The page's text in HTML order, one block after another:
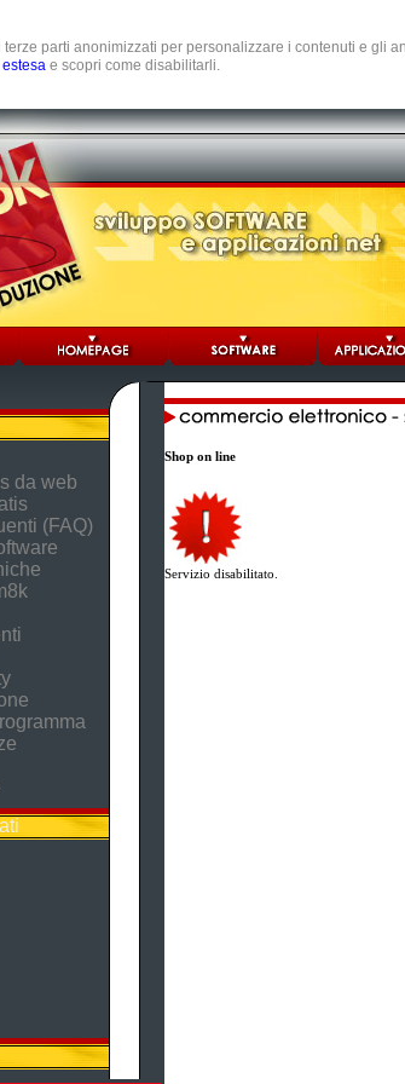
parti anonimizzati per personalizzare i contenuti e gli
e scopri come disabilitarli.
da web
(FAQ)
Shop on line
Servizio disabilitato.